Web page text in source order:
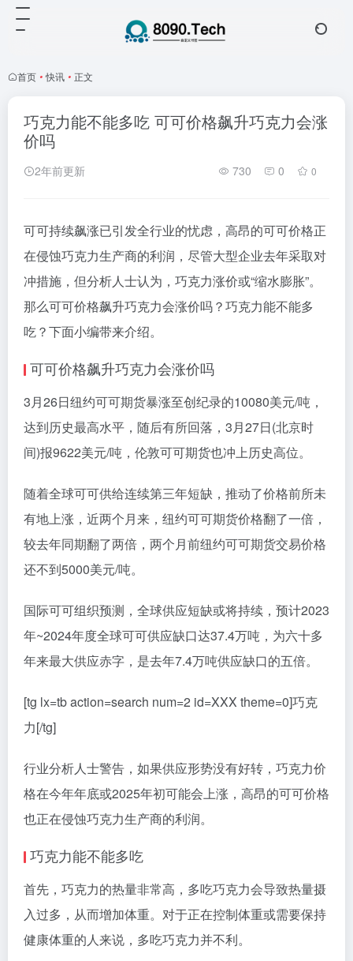
首页 • 快讯 • 正文
巧克力能不能多吃 可可价格飙升巧克力会涨
价吗
2年前更新 730 0 0
可可持续飙涨已引发全行业的忧虑，高昂的可可价格正
在侵蚀巧克力生产商的利润，尽管大型企业去年采取对
冲措施，但分析人士认为，巧克力涨价或“缩水膨胀”。
那么可可价格飙升巧克力会涨价吗？巧克力能不能多
吃？下面小编带来介绍。
可可价格飙升巧克力会涨价吗
3月26日纽约可可期货暴涨至创纪录的10080美元/吨，
达到历史最高水平，随后有所回落，3月27日(北京时
间)报9622美元/吨，伦敦可可期货也冲上历史高位。
随着全球可可供给连续第三年短缺，推动了价格前所未
有地上涨，近两个月来，纽约可可期货价格翻了一倍，
较去年同期翻了两倍，两个月前纽约可可期货交易价格
还不到5000美元/吨。
国际可可组织预测，全球供应短缺或将持续，预计2023
年~2024年度全球可可供应缺口达37.4万吨，为六十多
年来最大供应赤字，是去年7.4万吨供应缺口的五倍。
[tg lx=tb action=search num=2 id=XXX theme=0]巧克
力[/tg]
行业分析人士警告，如果供应形势没有好转，巧克力价
格在今年年底或2025年初可能会上涨，高昂的可可价格
也正在侵蚀巧克力生产商的利润。
巧克力能不能多吃
首先，巧克力的热量非常高，多吃巧克力会导致热量摄
入过多，从而增加体重。对于正在控制体重或需要保持
健康体重的人来说，多吃巧克力并不利。